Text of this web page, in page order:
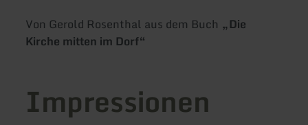
Von Gerold Rosenthal aus dem Buch „Die
Kirche mitten im Dorf“
Impressionen